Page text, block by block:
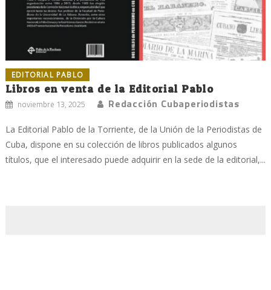
EDITORIAL PABLO
Libros en venta de la Editorial Pablo
noviembre 13, 2025 Redacción Cubaperiodistas
La Editorial Pablo de la Torriente, de la Unión de la Periodistas de
Cuba, dispone en su colección de libros publicados algunos
títulos, que el interesado puede adquirir en la sede de la editorial,...